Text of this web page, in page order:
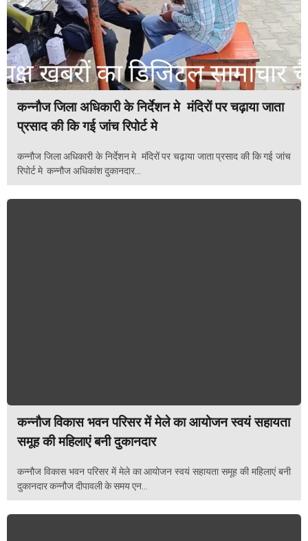
कन्नौज जिला अधिकारी के निर्देशन मे मंदिरों पर चढ़ाया जाता
प्रसाद की कि गई जांच रिपोर्ट मे
कन्नौज जिला अधिकारी के निर्देशन मे मंदिरों पर चढ़ाया जाता प्रसाद की कि गई जांच
रिपोर्ट मे कन्नौज अधिकांश दुकानदार...
कन्नौज विकास भवन परिसर में मेले का आयोजन स्वयं सहायता
समूह की महिलाएं बनी दुकानदार
कन्नौज विकास भवन परिसर में मेले का आयोजन स्वयं सहायता समूह की महिलाएं बनी
दुकानदार कन्नौज दीपावली के समय एन...